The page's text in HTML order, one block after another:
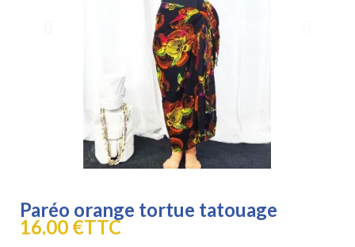
Paréo orange tortue tatouage
16,00 €TTC